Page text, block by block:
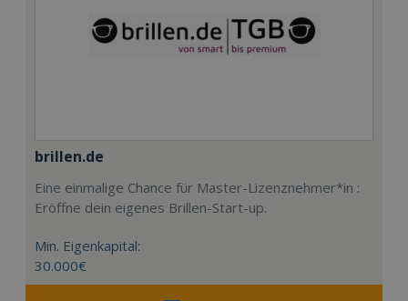
brillen.de
Eine einmalige Chance für Master-Lizenznehmer*in :
Eröffne dein eigenes Brillen-Start-up.
Min. Eigenkapital:
30.000€